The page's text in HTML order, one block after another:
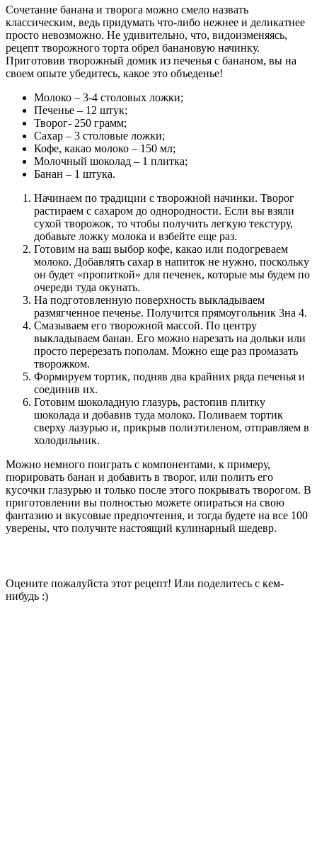
Сочетание банана и творога можно смело назвать
классическим, ведь придумать что-либо нежнее и деликатнее
просто невозможно. Не удивительно, что, видоизменяясь,
рецепт творожного торта обрел банановую начинку.
Приготовив творожный домик из печенья с бананом, вы на
своем опыте убедитесь, какое это объеденье!
Молоко – 3-4 столовых ложки;
Печенье – 12 штук;
Творог- 250 грамм;
Сахар – 3 столовые ложки;
Кофе, какао молоко – 150 мл;
Молочный шоколад – 1 плитка;
Банан – 1 штука.
Начинаем по традиции с творожной начинки. Творог
растираем с сахаром до однородности. Если вы взяли
сухой творожок, то чтобы получить легкую текстуру,
добавьте ложку молока и взбейте еще раз.
Готовим на ваш выбор кофе, какао или подогреваем
молоко. Добавлять сахар в напиток не нужно, поскольку
он будет «пропиткой» для печенек, которые мы будем по
очереди туда окунать.
На подготовленную поверхность выкладываем
размягченное печенье. Получится прямоугольник 3на 4.
Смазываем его творожной массой. По центру
выкладываем банан. Его можно нарезать на дольки или
просто перерезать пополам. Можно еще раз промазать
творожком.
Формируем тортик, подняв два крайних ряда печенья и
соединив их.
Готовим шоколадную глазурь, растопив плитку
шоколада и добавив туда молоко. Поливаем тортик
сверху лазурью и, прикрыв полиэтиленом, отправляем в
холодильник.
Можно немного поиграть с компонентами, к примеру,
пюрировать банан и добавить в творог, или полить его
кусочки глазурью и только после этого покрывать творогом. В
приготовлении вы полностью можете опираться на свою
фантазию и вкусовые предпочтения, и тогда будете на все 100
уверены, что получите настоящий кулинарный шедевр.
Оцените пожалуйста этот рецепт! Или поделитесь с кем-
нибудь :)